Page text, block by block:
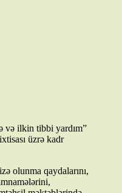
və ilkin tibbi yardım”
üzrə kadr
olunma qaydalarını,